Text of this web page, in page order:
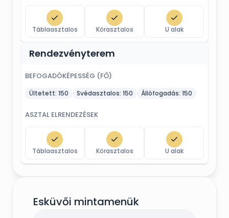
Táblaasztalos Körasztalos U alak
Rendezvényterem
BEFOGADÓKÉPESSÉG (FŐ)
Ültetett: 150 Svédasztalos: 150 Állófogadás: 150
ASZTAL ELRENDEZÉSEK
Táblaasztalos Körasztalos U alak
Esküvői mintamenük